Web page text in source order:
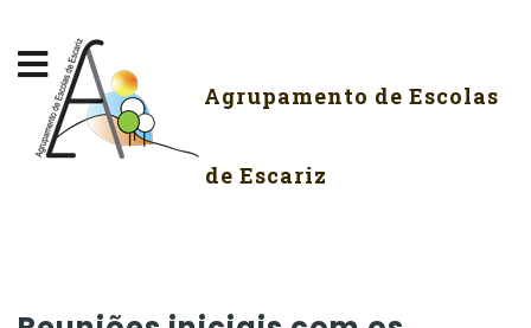
Agrupamento de Escolas
de Escariz